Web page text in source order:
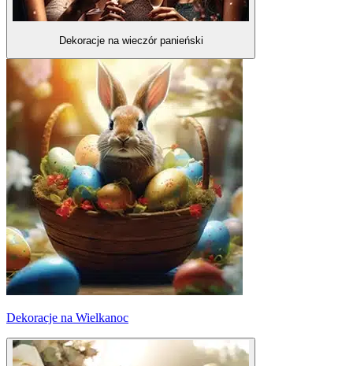
Dekoracje na wieczór panieński
Dekoracje na Wielkanoc